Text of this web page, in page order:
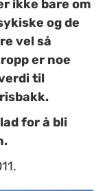
ikke bare om
og de
vel så
er noe
til
for å bli